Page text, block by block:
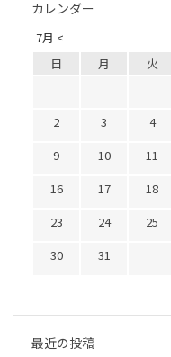
カレンダー
7月 <
日 月 火
2
3 4
9
10 11
16
17 18
23
24 25
30
31
最近の投稿